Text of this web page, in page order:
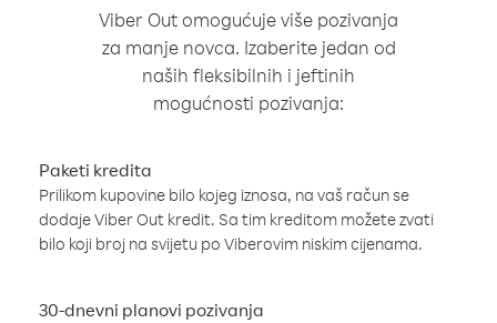
Viber Out omogućuje više pozivanja
za manje novca. Izaberite jedan od
naših fleksibilnih i jeftinih
mogućnosti pozivanja:
Paketi kredita
Prilikom kupovine bilo kojeg iznosa, na vaš račun se
dodaje Viber Out kredit. Sa tim kreditom možete zvati
bilo koji broj na svijetu po Viberovim niskim cijenama.
30-dnevni planovi pozivanja